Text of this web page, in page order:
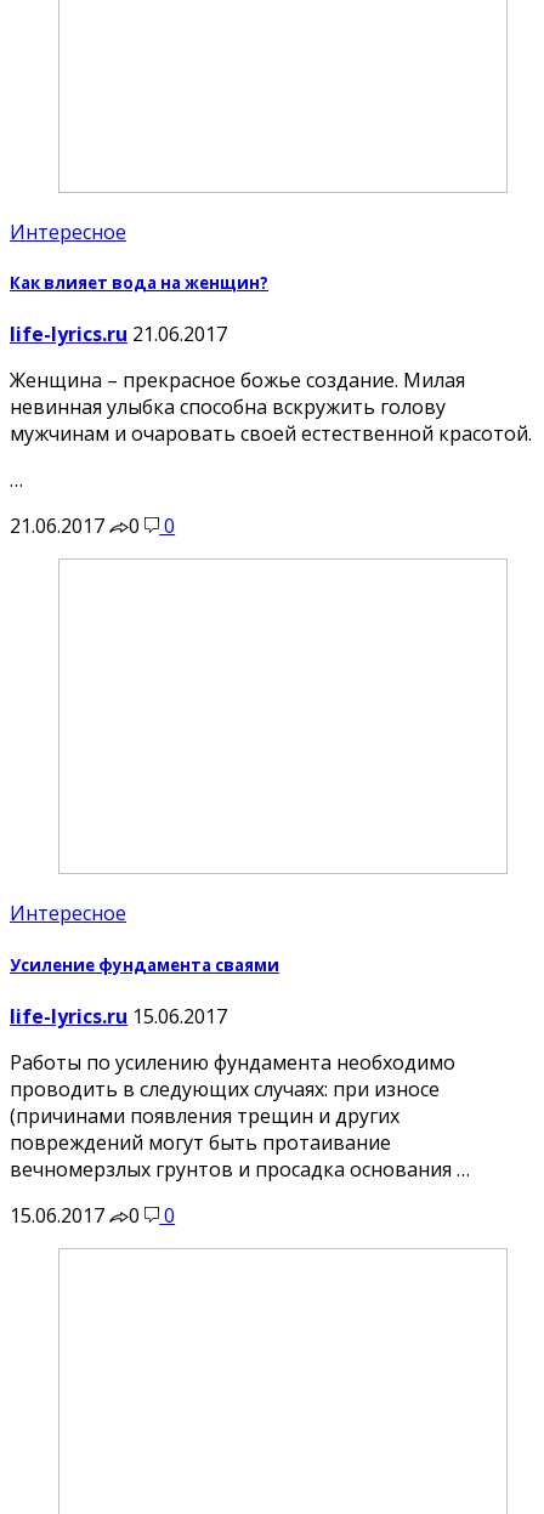
Интересное
Как влияет вода на женщин?
life-lyrics.ru 21.06.2017
Женщина – прекрасное божье создание. Милая
невинная улыбка способна вскружить голову
мужчинам и очаровать своей естественной красотой.
…
21.06.2017
0 0
Интересное
Усиление фундамента сваями
life-lyrics.ru 15.06.2017
Работы по усилению фундамента необходимо
проводить в следующих случаях: при износе
(причинами появления трещин и других
повреждений могут быть протаивание
вечномерзлых грунтов и просадка основания …
15.06.2017
0 0